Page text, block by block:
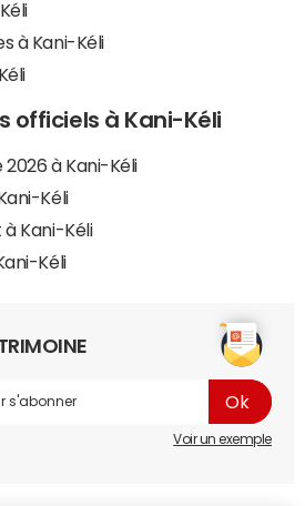
à Kani-Kéli
officiels à Kani-Kéli
à Kani-Kéli
Kéli
Kani-Kéli
Kéli
Voir un exemple